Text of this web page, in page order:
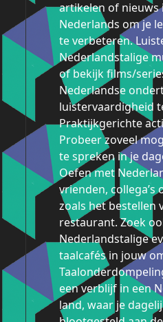
artikelen of nieuws
Nederlands om je
te verbeteren.
Nederlandstalige
of bekijk films/
Nederlandse
luistervaardigheid
Praktijkgerichte
Probeer zoveel
te spreken in je
Oefen met
vrienden, collega’s
zoals het bestellen
restaurant. Zoek
Nederlandstalige
taalcafés in jouw
een verblijf in een
land, waar je